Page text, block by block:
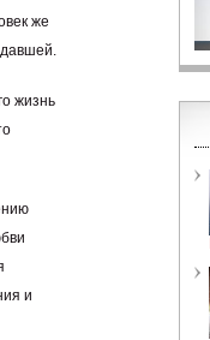
же
жизнь
и